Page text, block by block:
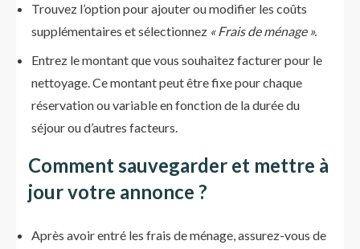
Trouvez l’option pour ajouter ou modifier les coûts
supplémentaires et sélectionnez « Frais de ménage ».
Entrez le montant que vous souhaitez facturer pour le
nettoyage. Ce montant peut être fixe pour chaque
réservation ou variable en fonction de la durée du
séjour ou d’autres facteurs.
Commentsauvegarder et mettre à
jour votre annonce ?
Après avoir entré les frais de ménage, assurez-vous de